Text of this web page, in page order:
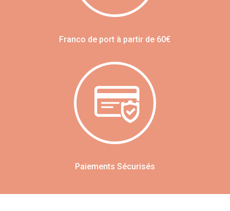
Franco de port à partir de 60€
Paiements Sécurisés